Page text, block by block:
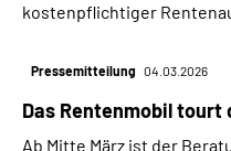
kostenpflichtiger
Pressemitteilung 04.03.2026
Das Rentenmobil tourt
Ab Mitte März ist der